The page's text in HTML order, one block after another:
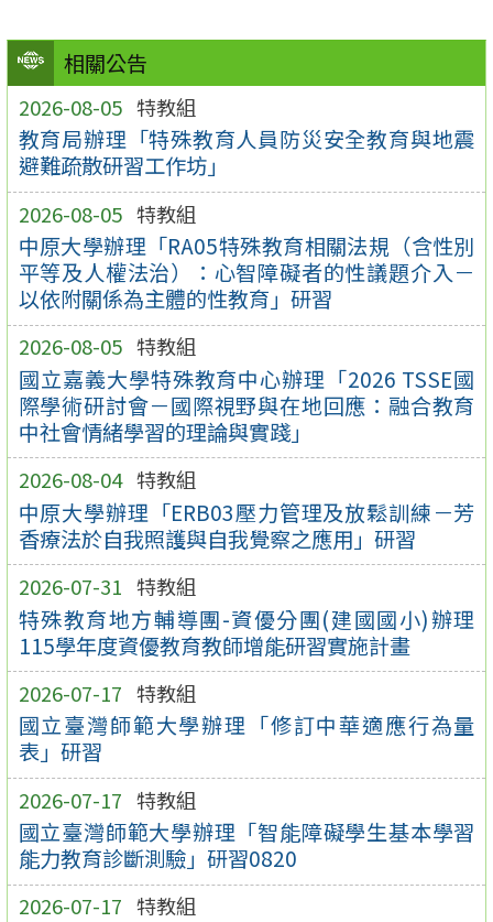
相關公告
2026-08-05 特教組
教育局辦理「特殊教育人員防災安全教育與地震
避難疏散研習工作坊」
2026-08-05 特教組
中原大學辦理「RA05特殊教育相關法規（含性別
平等及人權法治）：心智障礙者的性議題介入－
以依附關係為主體的性教育」研習
2026-08-05 特教組
國立嘉義大學特殊教育中心辦理「2026 TSSE國
際學術研討會－國際視野與在地回應：融合教育
中社會情緒學習的理論與實踐」
2026-08-04 特教組
中原大學辦理「ERB03壓力管理及放鬆訓練－芳
香療法於自我照護與自我覺察之應用」研習
2026-07-31 特教組
特殊教育地方輔導團-資優分團(建國國小)辦理
115學年度資優教育教師增能研習實施計畫
2026-07-17 特教組
國立臺灣師範大學辦理「修訂中華適應行為量
表」研習
2026-07-17 特教組
國立臺灣師範大學辦理「智能障礙學生基本學習
能力教育診斷測驗」研習0820
2026-07-17 特教組